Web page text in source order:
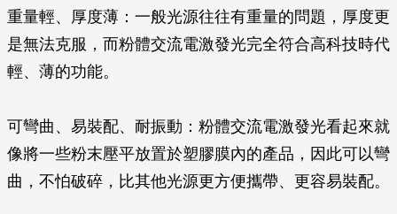
重量輕、厚度薄 ：一般光源往往有重量的問題，厚度更
是無法克服，而粉體交流電激發光完全符合高科技時代
輕、薄的功能。
可彎曲、易裝配、耐振動 ：粉體交流電激發光看起來就
像將一些粉末壓平放置於塑膠膜內的產品，因此可以彎
曲，不怕破碎，比其他光源更方便攜帶、更容易裝配。